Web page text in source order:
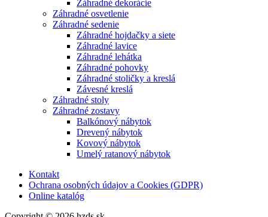
Záhradné dekorácie
Záhradné osvetlenie
Záhradné sedenie
Záhradné hojdačky a siete
Záhradné lavice
Záhradné lehátka
Záhradné pohovky
Záhradné stoličky a kreslá
Závesné kreslá
Záhradné stoly
Záhradné zostavy
Balkónový nábytok
Drevený nábytok
Kovový nábytok
Umelý ratanový nábytok
Kontakt
Ochrana osobných údajov a Cookies (GDPR)
Online katalóg